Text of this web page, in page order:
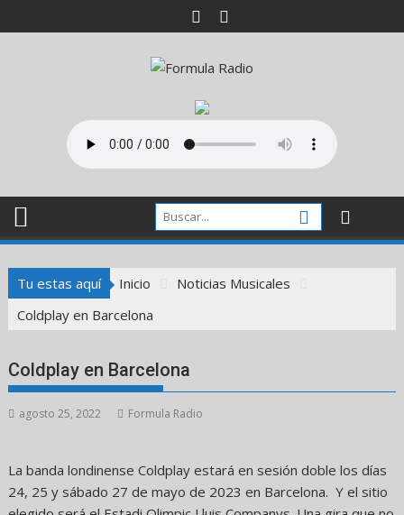
al
Tu estas aquí Inicio
Noticias Musicales
Coldplay en Barcelona
Coldplay en Barcelona
agosto 25, 2022 Formula Radio
La banda londinense Coldplay estará en sesión doble los días
24, 25 y sábado 27 de mayo de 2023 en Barcelona. Y el sitio